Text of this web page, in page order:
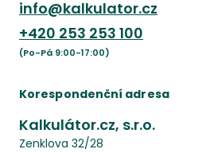
info@kalkulator.cz
+420 253 253 100
(Po-Pá 9:00-17:00)
Korespondenční adresa
Kalkulátor.cz, s.r.o.
Zenklova 32/28